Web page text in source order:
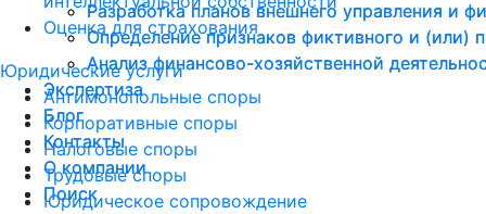
Оценка для страхования
Юридические услуги
Антимонопольные споры
Корпоративные споры
Налоговые споры
Трудовые споры
Юридическое сопровождение
Разработка планов внешнего управления и
Определение признаков фиктивного и (или)
Анализ финансово-хозяйственной
Экспертиза
Блог
Контакты
О компании
Поиск
Разработка планов внешнего управления и
Определение признаков фиктивного и (или)
Анализ финансово-хозяйственной
Экспертиза
Блог
Контакты
О компании
Поиск